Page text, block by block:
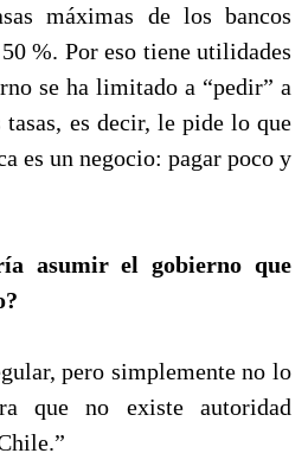
máximas de los bancos
%. Por eso tiene utilidades
se ha limitado a “pedir” a
tasas, es decir, le pide lo que
es un negocio: pagar poco y
asumir el gobierno que
pero simplemente no lo
que no existe autoridad